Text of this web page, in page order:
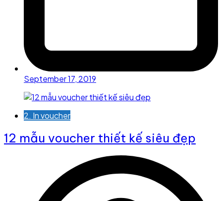
September 17, 2019
2. In voucher
12 mẫu voucher thiết kế siêu đẹp